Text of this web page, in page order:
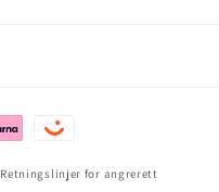
Retningslinjer for angrerett